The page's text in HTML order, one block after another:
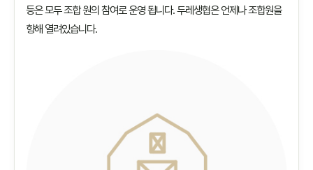
등은 모두 조합 원의 참여로 운영 됩니다. 두레생협은 언제나 조합원을
향해 열려있습니다.